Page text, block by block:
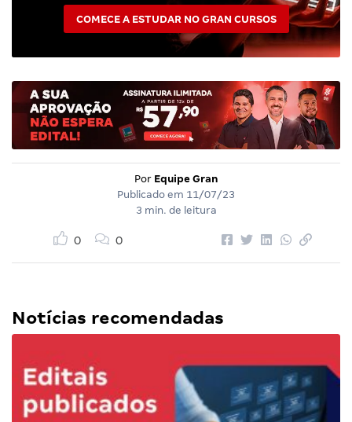
COMECE A ESTUDAR NO GRAN CURSOS
Por Equipe Gran
Publicado em 11/07/23
3 min. de leitura
0 0
Notícias recomendadas